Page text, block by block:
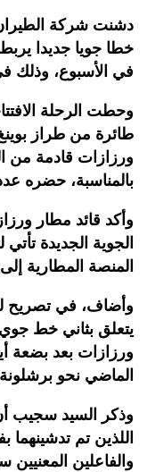
دشنت شركة الطيران
خطا جويا جديدا
في الأسبوع، وذلك في
وحطت الرحلة
ورزازات قادمة من
بالمناسبة، حضره
وأكد قائد مطار
الجوية الجديدة
المنصة المطارية
وأضاف، في تصريح
يتعلق بثاني خط
ورزازات بعد بضعة
الماضي نحو
وذكر السيد سجيب
اللذين تم
والفاعلين